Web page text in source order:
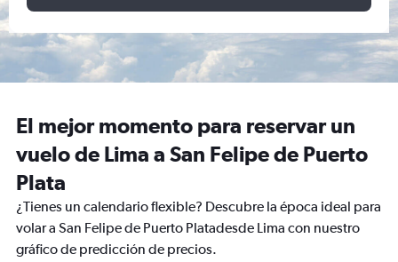
El mejor momento para reservar un
vuelo de Lima a San Felipe de Puerto
Plata
¿Tienes un calendario flexible? Descubre la época ideal para
volar a San Felipe de Puerto Platadesde Lima con nuestro
gráfico de predicción de precios.